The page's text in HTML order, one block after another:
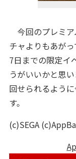
今回のプレミア
チャよりもあが
7日までの限定イ
うがいいかと思
回せられるよう
す。
(c)SEGA